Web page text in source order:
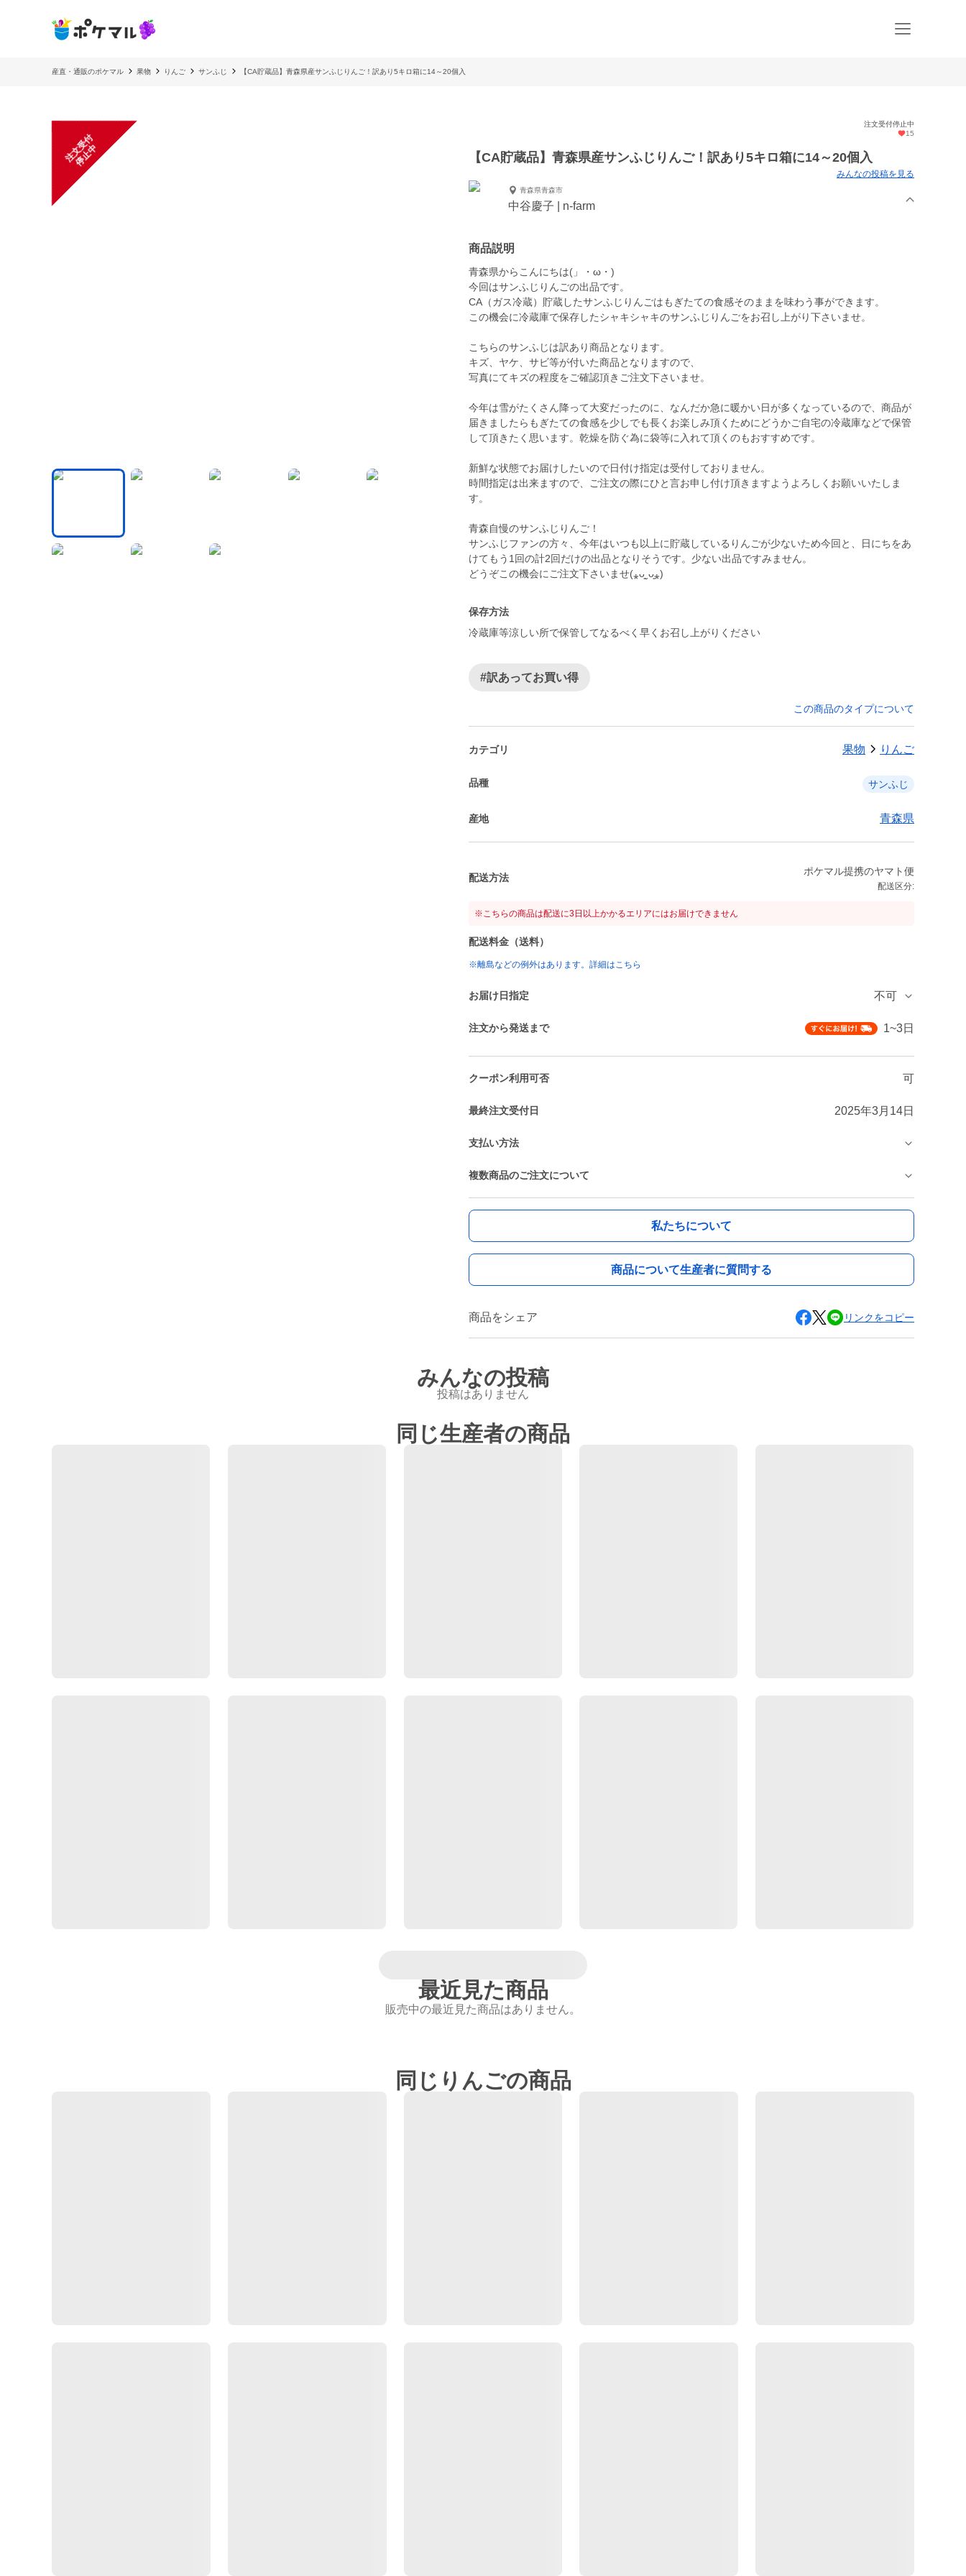
産直・通販のポケマル 果物 りんご サンふじ 【CA貯蔵品】青森県産サンふじりんご！訳あり5キロ箱に14～20個入
注
文
受
付
停
止
中
注文受付停止中
15
【CA貯蔵品】青森県産サンふじりんご！訳あり5キロ箱に14～20個入
みんなの投稿を見る
青森県青森市
中谷慶子 | n-farm
商品説明
青森県からこんにちは(」・ω・)
今回はサンふじりんごの出品です。
CA（ガス冷蔵）貯蔵したサンふじりんごはもぎたての食感そのままを味わう事ができます。
この機会に冷蔵庫で保存したシャキシャキのサンふじりんごをお召し上がり下さいませ。
こちらのサンふじは訳あり商品となります。
キズ、ヤケ、サビ等が付いた商品となりますので、
写真にてキズの程度をご確認頂きご注文下さいませ。
今年は雪がたくさん降って大変だったのに、なんだか急に暖かい日が多くなっているので、商品が
届きましたらもぎたての食感を少しでも長くお楽しみ頂くためにどうかご自宅の冷蔵庫などで保管
して頂きたく思います。乾燥を防ぐ為に袋等に入れて頂くのもおすすめです。
新鮮な状態でお届けしたいので日付け指定は受付しておりません。
時間指定は出来ますので、ご注文の際にひと言お申し付け頂きますようよろしくお願いいたしま
す。
青森自慢のサンふじりんご！
サンふじファンの方々、今年はいつも以上に貯蔵しているりんごが少ないため今回と、日にちをあ
けてもう1回の計2回だけの出品となりそうです。少ない出品ですみません。
保存方法
冷蔵庫等涼しい所で保管してなるべく早くお召し上がりください
#訳あってお買い得
この商品のタイプについて
カテゴリ 果物 りんご
品種 サンふじ
産地 青森県
配送方法
ポケマル提携のヤマト便
配送区分:
※こちらの商品は配送に3日以上かかるエリアにはお届けできません
配送料金（送料）
※離島などの例外はあります。詳細はこちら
お届け日指定 不可
注文から発送まで 1~3日
クーポン利用可否 可
最終注文受付日 2025年3月14日
支払い方法
複数商品のご注文について
私たちについて
商品について生産者に質問する
商品をシェア リンクをコピー
みんなの投稿
投稿はありません
同じ生産者の商品
最近見た商品
販売中の最近見た商品はありません。
同じりんごの商品